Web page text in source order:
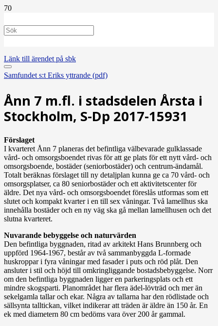
Länk till ärendet på sbk
Samfundet s:t Eriks yttrande (pdf)
Ånn 7 m.fl. i stadsdelen Årsta i
Stockholm, S-Dp 2017-15931
Förslaget
I kvarteret Ånn 7 planeras det befintliga välbevarade gulklassade
vård- och omsorgsboendet rivas för att ge plats för ett nytt vård- och
omsorgsboende, bostäder (seniorbostäder) och centrum-ändamål.
Totalt beräknas förslaget till ny detaljplan kunna ge ca 70 vård- och
omsorgsplatser, ca 80 seniorbostäder och ett aktivitetscenter för
äldre. Det nya vård- och omsorgsboendet föreslås utformas som ett
slutet och kompakt kvarter i en till sex våningar. Två lamellhus ska
innehålla bostäder och en ny väg ska gå mellan lamellhusen och det
slutna kvarteret.
Nuvarande bebyggelse och naturvärden
Den befintliga byggnaden, ritad av arkitekt Hans Brunnberg och
uppförd 1964-1967, består av två sammanbyggda L-formade
huskroppar i fyra våningar med fasader i puts och röd plåt. Den
ansluter i stil och höjd till omkringliggande bostadsbebyggelse. Norr
om den befintliga byggnaden ligger en parkeringsplats och ett
mindre skogsparti. Planområdet har flera ädel-lövträd och mer än
sekelgamla tallar och ekar. Några av tallarna har den rödlistade och
sällsynta talltickan, vilket indikerar att träden är äldre än 150 år. En
ek med diametern 80 cm bedöms vara över 200 år gammal.